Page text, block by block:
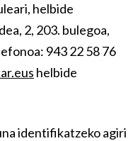
helbide
2, 203. bulegoa,
943 22 58 76
helbide
identifikatzeko agiri